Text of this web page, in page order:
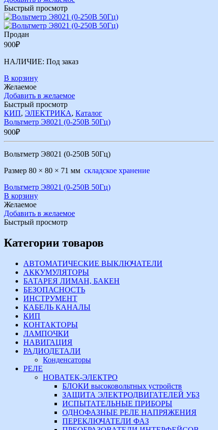
Быстрый просмотр
Продан
900₽
НАЛИЧИЕ: Под заказ
В корзину
Желаемое
Добавить в желаемое
Быстрый просмотр
КИП, ЭЛЕКТРИКА, Каталог
Вольтметр Э8021 (0-250В 50Гц)
900₽
Вольтметр Э8021 (0-250В 50Гц)
Размер 80 × 80 × 71 мм складское хранение
Вольтметр Э8021 (0-250В 50Гц)
В корзину
Желаемое
Добавить в желаемое
Быстрый просмотр
Категории товаров
АВТОМАТИЧЕСКИЕ ВЫКЛЮЧАТЕЛИ
АККУМУЛЯТОРЫ
БАТАРЕЯ ЛИМАН, БАКЕН
БЕЗОПАСНОСТЬ
ИНСТРУМЕНТ
КАБЕЛЬ КАНАЛЫ
КИП
КОНТАКТОРЫ
ЛАМПОЧКИ
НАВИГАЦИЯ
РАДИОДЕТАЛИ
Конденсаторы
РЕЛЕ
НОВАТЕК-ЭЛЕКТРО
БЛОКИ высоковольтных устройств
ЗАЩИТА ЭЛЕКТРОДВИГАТЕЛЕЙ УБЗ
ИСПЫТАТЕЛЬНЫЕ ПРИБОРЫ
ОДНОФАЗНЫЕ РЕЛЕ НАПРЯЖЕНИЯ
ПЕРЕКЛЮЧАТЕЛИ ФАЗ